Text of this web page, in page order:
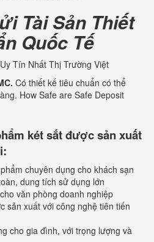
Tài Sản Thiết
Quốc Tế
Tín Nhất Thị Trường Việt
Có thiết kế tiêu chuẩn có thể
How Safe are Safe Deposit
két sắt được sản xuất
chuyên dụng cho khách sạn
dung tích sử dụng lớn
văn phòng doanh nghiệp
sản xuất với công nghệ tiên tiến
cho gia đình, với trọng lượng và